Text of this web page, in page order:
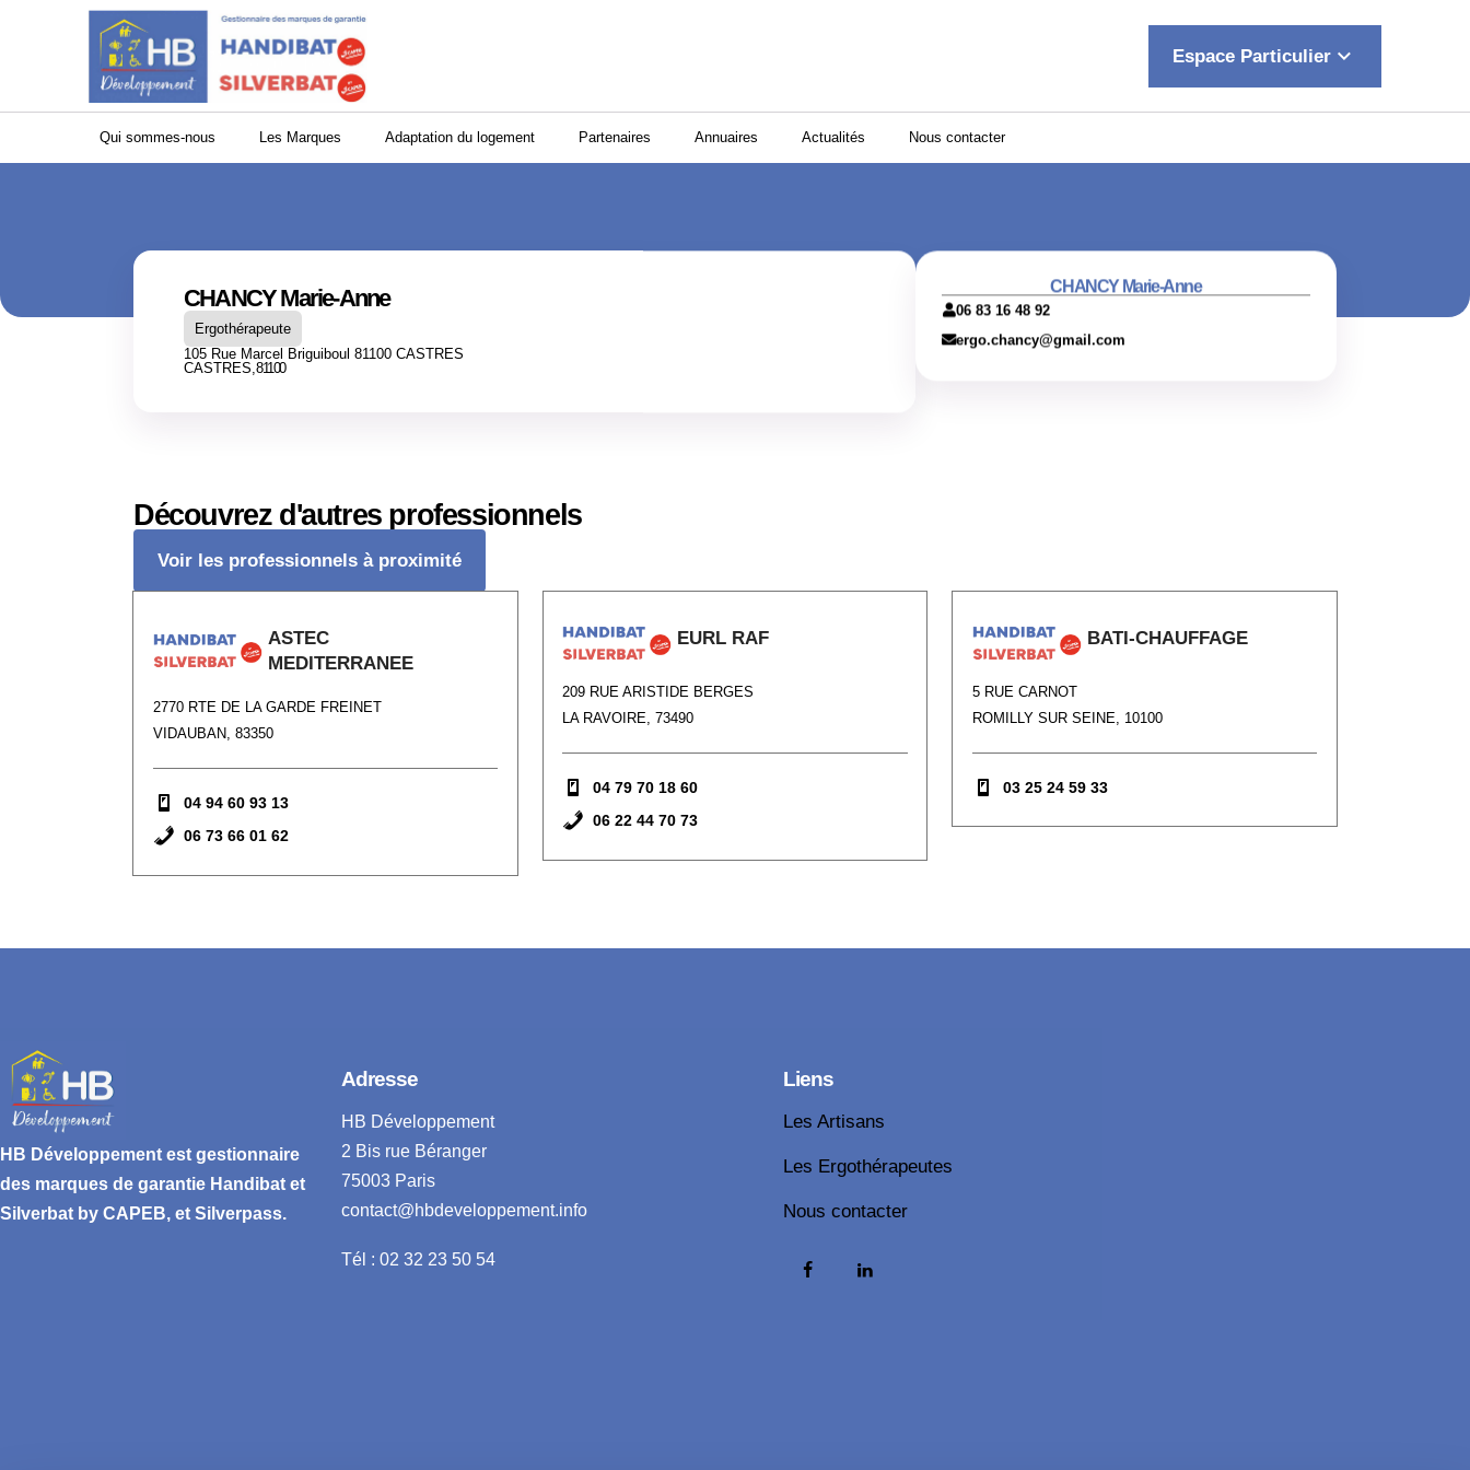
Panneau de gestion des cookies
Espace Particulier keyboard_arrow_down
Qui sommes-nous Les Marques Adaptation du logement Partenaires Annuaires Actualités Nous contacter
CHANCY Marie-Anne
Ergothérapeute
105 Rue Marcel Briguiboul 81100 CASTRES
CASTRES,81100
CHANCY Marie-Anne
06 83 16 48 92
ergo.chancy@gmail.com
Découvrez d'autres professionnels
Voir les professionnels à proximité
ASTEC
MEDITERRANEE
2770 RTE DE LA GARDE FREINET
VIDAUBAN, 83350
04 94 60 93 13
06 73 66 01 62
EURL RAF
209 RUE ARISTIDE BERGES
LA RAVOIRE, 73490
04 79 70 18 60
06 22 44 70 73
BATI-CHAUFFAGE
5 RUE CARNOT
ROMILLY SUR SEINE, 10100
03 25 24 59 33
HB Développement est gestionnaire
des marques de garantie Handibat et
Silverbat by CAPEB, et Silverpass.
Adresse
HB Développement
2 Bis rue Béranger
75003 Paris
contact@hbdeveloppement.info
Tél : 02 32 23 50 54
Liens
Les Artisans
Les Ergothérapeutes
Nous contacter